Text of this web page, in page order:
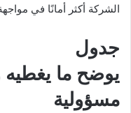
الشركة أكثر أمانًا في
جدول
يوضح ما يغطيه
مسؤولية